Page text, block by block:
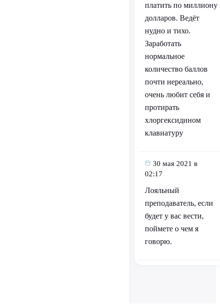
платить по миллиону
долларов. Ведёт
нудно и тихо.
Заработать
нормальное
количество баллов
почти нереально,
очень любит себя и
протирать
хлоргексидином
клавиатуру
30 мая 2021 в
02:17
Лояльный
преподаватель, если
будет у вас вести,
поймете о чем я
говорю.